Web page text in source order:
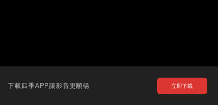
下載四季APP讓影音更順暢 立即下載